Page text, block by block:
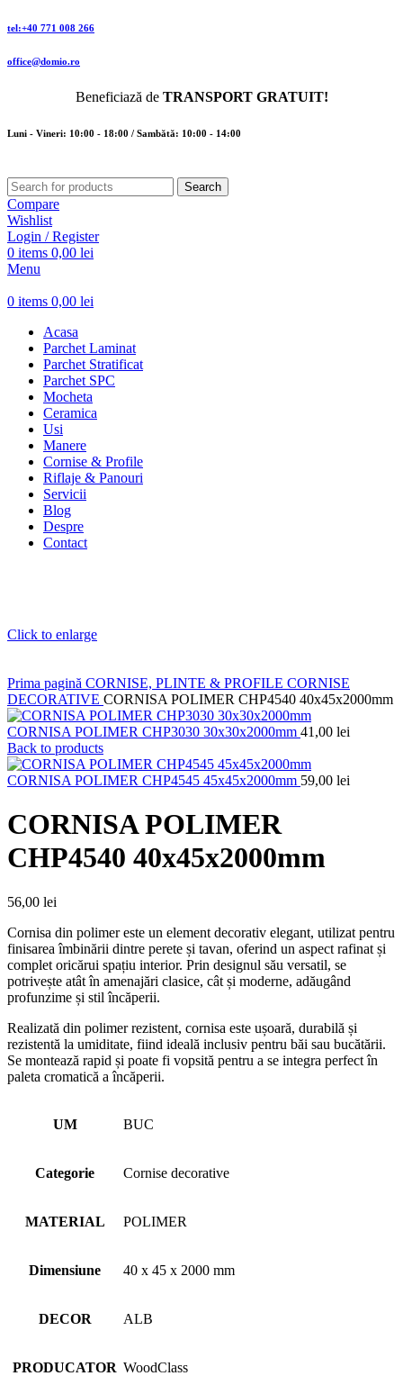
tel:+40 771 008 266
office@domio.ro
Beneficiază de TRANSPORT GRATUIT!
Luni - Vineri: 10:00 - 18:00 / Sambătă: 10:00 - 14:00
Search
Compare
Wishlist
Login / Register
0 items 0,00 lei
Menu
0 items 0,00 lei
Acasa
Parchet Laminat
Parchet Stratificat
Parchet SPC
Mocheta
Ceramica
Usi
Manere
Cornise & Profile
Riflaje & Panouri
Servicii
Blog
Despre
Contact
Click to enlarge
Prima pagină CORNISE, PLINTE & PROFILE CORNISE
DECORATIVE CORNISA POLIMER CHP4540 40x45x2000mm
CORNISA POLIMER CHP3030 30x30x2000mm 41,00 lei
Back to products
CORNISA POLIMER CHP4545 45x45x2000mm 59,00 lei
CORNISA POLIMER
CHP4540 40x45x2000mm
56,00 lei
Cornisa din polimer este un element decorativ elegant, utilizat pentru
finisarea îmbinării dintre perete și tavan, oferind un aspect rafinat și
complet oricărui spațiu interior. Prin designul său versatil, se
potrivește atât în amenajări clasice, cât și moderne, adăugând
profunzime și stil încăperii.
Realizată din polimer rezistent, cornisa este ușoară, durabilă și
rezistentă la umiditate, fiind ideală inclusiv pentru băi sau bucătării.
Se montează rapid și poate fi vopsită pentru a se integra perfect în
paleta cromatică a încăperii.
UM BUC
Categorie Cornise decorative
MATERIAL POLIMER
Dimensiune 40 x 45 x 2000 mm
DECOR ALB
PRODUCATOR WoodClass